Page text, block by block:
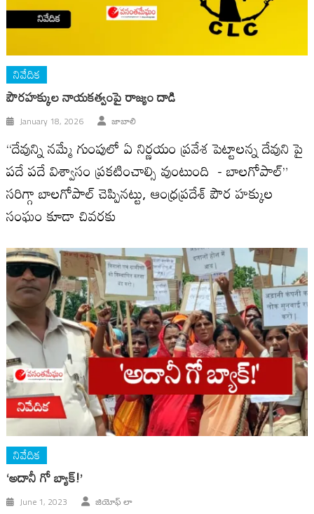
నివేదిక
పౌరహక్కుల నాయకత్వంపై రాజ్యం దాడి
January 18, 2026 జాబాలి
“దేవున్ని నమ్మే గుంపులో ఏ నిర్ణయం ప్రవేశ పెట్టాలన్న దేవుని పై
పదే పదే విశ్వాసం ప్రకటించాల్సి వుంటుంది - బాలగోపాల్”
సరిగ్గా బాలగోపాల్ చెప్పినట్టు, ఆంధ్రప్రదేశ్ పౌర హక్కుల
సంఘం కూడా చివరకు
నివేదిక
‘అదానీ గో బ్యాక్!’
June 1, 2023 జియోఫ్ లా